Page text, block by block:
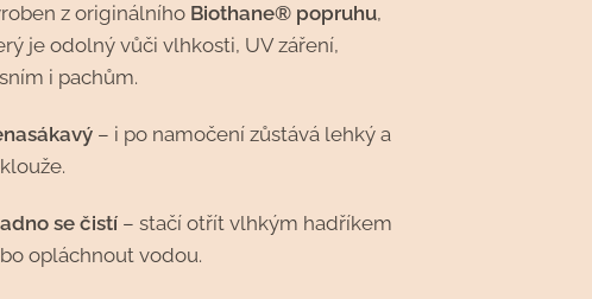
z originálního Biothane® popruhu,
je odolný vůči vlhkosti, UV záření,
i pachům.
– i po namočení zůstává lehký a
se čistí – stačí otřít vlhkým hadříkem
opláchnout vodou.